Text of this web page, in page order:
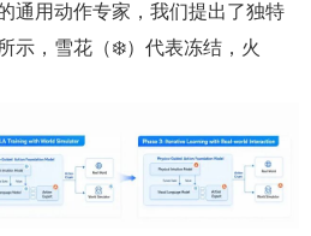
通用动作专家，我们提出了独特
示，雪花（❄️）代表冻结，火